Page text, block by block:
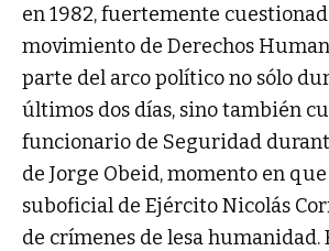
en 1982, fuertemente
movimiento de Derechos
parte del arco político no sólo
últimos dos días, sino también
funcionario de Seguridad
de Jorge Obeid, momento en
suboficial de Ejército Nicolás
de crímenes de lesa humanidad.